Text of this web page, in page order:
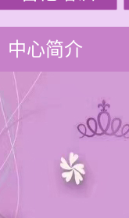
中心简介